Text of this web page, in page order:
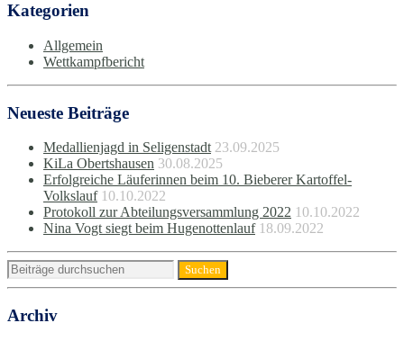
Kategorien
Allgemein
Wettkampfbericht
Neueste Beiträge
Medallienjagd in Seligenstadt 23.09.2025
KiLa Obertshausen 30.08.2025
Erfolgreiche Läuferinnen beim 10. Bieberer Kartoffel-
Volkslauf 10.10.2022
Protokoll zur Abteilungsversammlung 2022 10.10.2022
Nina Vogt siegt beim Hugenottenlauf 18.09.2022
Archiv